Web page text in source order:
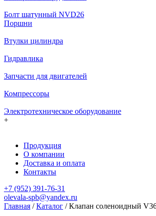
Болт шатунный NVD26
Поршни
Втулки цилиндра
Гидравлика
Запчасти для двигателей
Компрессоры
Электротехническое оборудование
+
Продукция
О компании
Доставка и оплата
Контакты
+7 (952) 391-76-31
olevala-spb@yandex.ru
Главная /Каталог /Клапан соленоидный